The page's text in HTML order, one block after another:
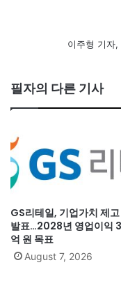
이주형 기자
필자의 다른 기사
GS리테일, 기업가치 제
발표…2028년 영업이익
억 원 목표
August 7, 2026